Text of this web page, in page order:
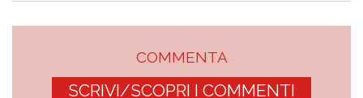
COMMENTA
SCRIVI/SCOPRI I COMMENTI